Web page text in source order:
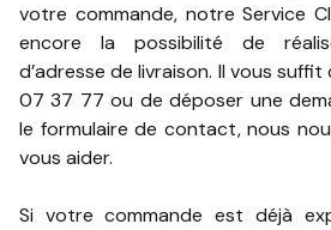
votre commande, notre Service
encore la possibilité de
d’adresse de livraison. Il vous
07 37 77 ou de déposer une
le formulaire de contact, nous
vous aider.
Si votre commande est déjà